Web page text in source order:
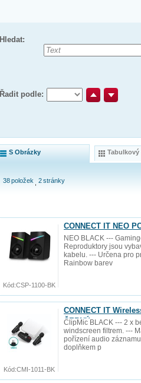
Hledat:
Řadit podle:
S Obrázky Tabulkový
38položek 2stránky
CONNECT IT NEO
NEO BLACK ---
Reproduktory jsou
kabelu. --- Určena pro
Rainbow barev
Kód:CSP-1100-BK
CONNECT IT
ČERNÝ
ClipMic BLACK --- 2 x
windscreen filtrem. ---
pořízení audio
doplňkem p
Kód:CMI-1011-BK